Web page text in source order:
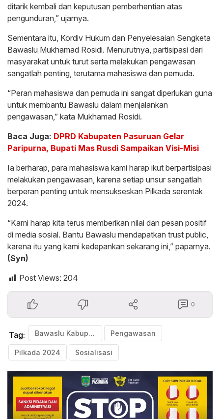
ditarik kembali dan keputusan pemberhentian atas
pengunduran,” ujarnya.
Sementara itu, Kordiv Hukum dan Penyelesaian Sengketa
Bawaslu Mukhamad Rosidi. Menurutnya, partisipasi dari
masyarakat untuk turut serta melakukan pengawasan
sangatlah penting, terutama mahasiswa dan pemuda.
“Peran mahasiswa dan pemuda ini sangat diperlukan guna
untuk membantu Bawaslu dalam menjalankan
pengawasan,” kata Mukhamad Rosidi.
Baca Juga: DPRD Kabupaten Pasuruan Gelar
Paripurna, Bupati Mas Rusdi Sampaikan Visi-Misi
Ia berharap, para mahasiswa kami harap ikut berpartisipasi
melakukan pengawasan, karena setiap unsur sangatlah
berperan penting untuk mensukseskan Pilkada serentak
2024.
“Kami harap kita terus memberikan nilai dan pesan positif
di media sosial. Bantu Bawaslu mendapatkan trust public,
karena itu yang kami kedepankan sekarang ini,” paparnya.
(Syn)
Post Views: 204
0
Tag: Bawaslu Kabupaten Pasuruan Pengawasan
Pilkada 2024 Sosialisasi